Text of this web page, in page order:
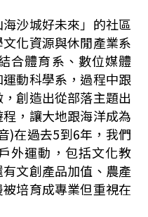
沙城好未來」的社區
化資源與休閒產業系
合體育系、數位媒體
動科學系，過程中跟
創造出從部落主題出
，讓大地跟海洋成為
)在過去5到6年，我們
外運動，包括文化教
文創產品加值、農產
培育成專業但重視在